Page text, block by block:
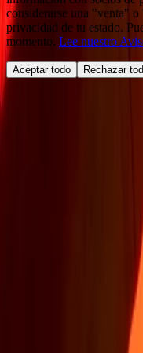
considerarse una "venta"
privacidad de tu estado.
momento. Lee nuestro
Aceptar todo Rechazar